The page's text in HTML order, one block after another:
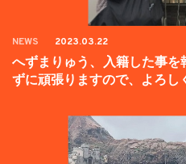
NEWS 2023.03.22
へずまりゅう、入籍した事
ずに頑張りますので、よろし